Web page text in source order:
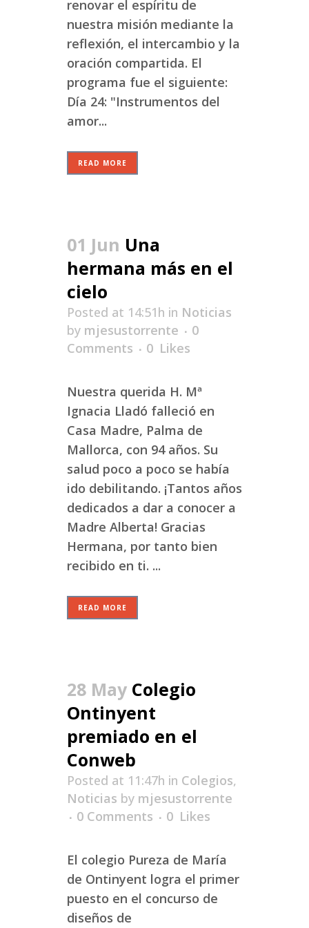
renovar el espíritu de
nuestra misión mediante la
reflexión, el intercambio y la
oración compartida. El
programa fue el siguiente:
Día 24: "Instrumentos del
amor...
READ MORE
01 Jun Una
hermana más en el
cielo
Posted at 14:51h in Noticias
by mjesustorrente
0
Comments
0 Likes
Nuestra querida H. Mª
Ignacia Lladó falleció en
Casa Madre, Palma de
Mallorca, con 94 años. Su
salud poco a poco se había
ido debilitando. ¡Tantos años
dedicados a dar a conocer a
Madre Alberta! Gracias
Hermana, por tanto bien
recibido en ti. ...
READ MORE
28 May Colegio
Ontinyent
premiado en el
Conweb
Posted at 11:47h in Colegios,
Noticias by mjesustorrente
0 Comments
0 Likes
El colegio Pureza de María
de Ontinyent logra el primer
puesto en el concurso de
diseños de